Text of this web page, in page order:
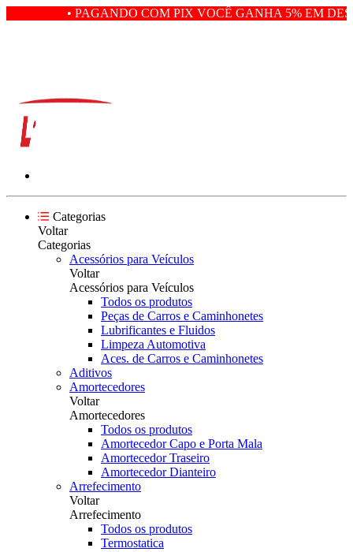
• PAGANDO COM PIX VOCÊ GANHA 5% EM
Categorias
Voltar
Categorias
Acessórios para Veículos
Voltar
Acessórios para Veículos
Todos os produtos
Peças de Carros e Caminhonetes
Lubrificantes e Fluidos
Limpeza Automotiva
Aces. de Carros e Caminhonetes
Aditivos
Amortecedores
Voltar
Amortecedores
Todos os produtos
Amortecedor Capo e Porta Mala
Amortecedor Traseiro
Amortecedor Dianteiro
Arrefecimento
Voltar
Arrefecimento
Todos os produtos
Termostatica